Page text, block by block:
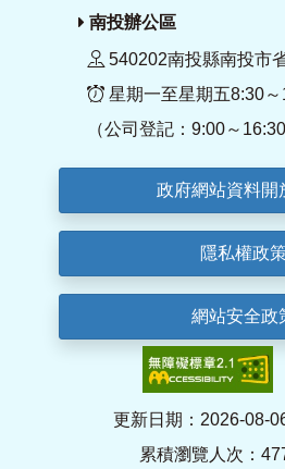
南投辦公區
540202南投縣南投市
星期一至星期五8:30
（公司登記：9:00～
政府網站資料開
隱私權政
網站安全政
更新日期：2026-08-
累積瀏覽人次：